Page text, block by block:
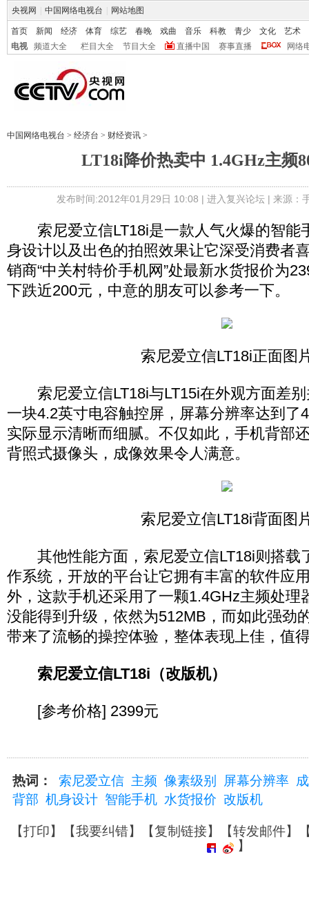
央视网 中国网络电视台 网站地图
首页 新闻 经济 体育 综艺 春晚 戏曲 音乐 科教 青少 文化
艺术
电视
频道大全 栏目大全 节目大全 直播中国 赛事直播 网络
中国网络电视台 > 经济台 > 财经资讯 >
LT18i降价热卖中 1.4GHz主频
发布时间:2012年01月29日 10:08 | 进入复兴论坛| 来源：
索尼爱立信LT18i是一款人气火爆的智能
身设计以及出色的拍照效果让它深受消费者
销商“中关村特价手机网”处最新水货报价为
下跌近200元，中意的朋友可以参考一下。
索尼爱立信LT18i正面图
索尼爱立信LT18i与LT15i在外观方面差别
一块4.2英寸电容触控屏，屏幕分辨率达到了
实际显示清晰而细腻。不仅如此，手机背部
背照式摄像头，成像效果令人满意。
索尼爱立信LT18i背面图
其他性能方面，索尼爱立信LT18i则搭载
作系统，开放的平台让它拥有丰富的软件应
外，这款手机还采用了一颗1.4GHz主频处理
没能得到升级，依然为512MB，而如此强劲
带来了流畅的操控体验，整体表现上佳，值
索尼爱立信LT18i（改版机）
[参考价格] 2399元
热词： 索尼爱立信 主频 像素级别 屏幕分辨率
背部 机身设计 智能手机 水货报价 改版机
【打印】【我要纠错】【复制链接】【转发邮件】
】